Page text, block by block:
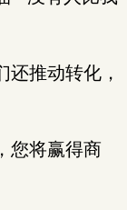
推动转化，
您将赢得商